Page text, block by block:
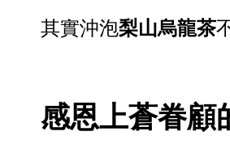
其實沖泡梨山烏龍茶
感恩上蒼眷顧